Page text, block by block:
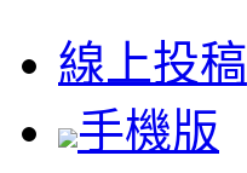
線上投稿
手機版